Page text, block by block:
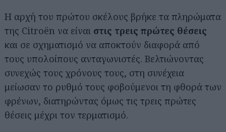
Η αρχή του πρώτου σκέλους βρήκε τα πληρώματα
της Citroën να είναι στις τρεις πρώτες θέσεις
και σε σχηματισμό να αποκτούν διαφορά από
τους υπολοίπους ανταγωνιστές. Βελτιώνοντας
συνεχώς τους χρόνους τους, στη συνέχεια
μείωσαν το ρυθμό τους φοβούμενοι τη φθορά των
φρένων, διατηρώντας όμως τις τρεις πρώτες
θέσεις μέχρι τον τερματισμό.